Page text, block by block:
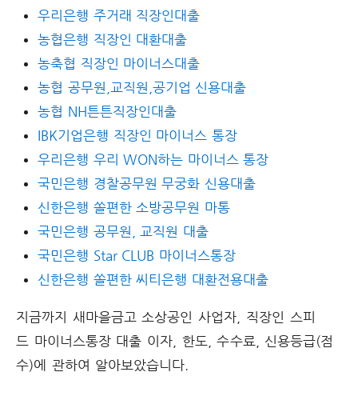
우리은행 주거래 직장인대출
농협은행 직장인 대환대출
농축협 직장인 마이너스대출
농협 공무원,교직원,공기업 신용대출
농협 NH튼튼직장인대출
IBK기업은행 직장인 마이너스 통장
우리은행 우리 WON하는 마이너스 통장
국민은행 경찰공무원 무궁화 신용대출
신한은행 쏠편한 소방공무원 마통
국민은행 공무원, 교직원 대출
국민은행 Star CLUB 마이너스통장
신한은행 쏠편한 씨티은행 대환전용대출
지금까지 새마을금고 소상공인 사업자, 직장인 스피
드 마이너스통장 대출 이자, 한도, 수수료, 신용등급(점
수)에 관하여 알아보았습니다.